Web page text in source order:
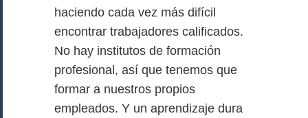
haciendo cada vez más difícil
encontrar trabajadores calificados.
No hay institutos de formación
profesional, así que tenemos que
formar a nuestros propios
empleados. Y un aprendizaje dura